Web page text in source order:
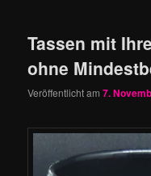
Tassen mit
ohne
Veröffentlicht am7.